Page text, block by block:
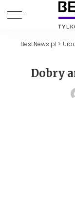
BestNews.pl >
Dobry